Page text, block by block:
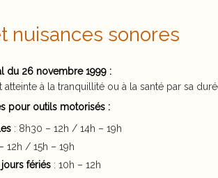
nuisances sonores
du 26 novembre 1999 :
atteinte à la tranquillité ou à la santé par sa
pour outils motorisés :
: 8h30 – 12h / 14h – 19h
12h / 15h – 19h
fériés : 10h – 12h